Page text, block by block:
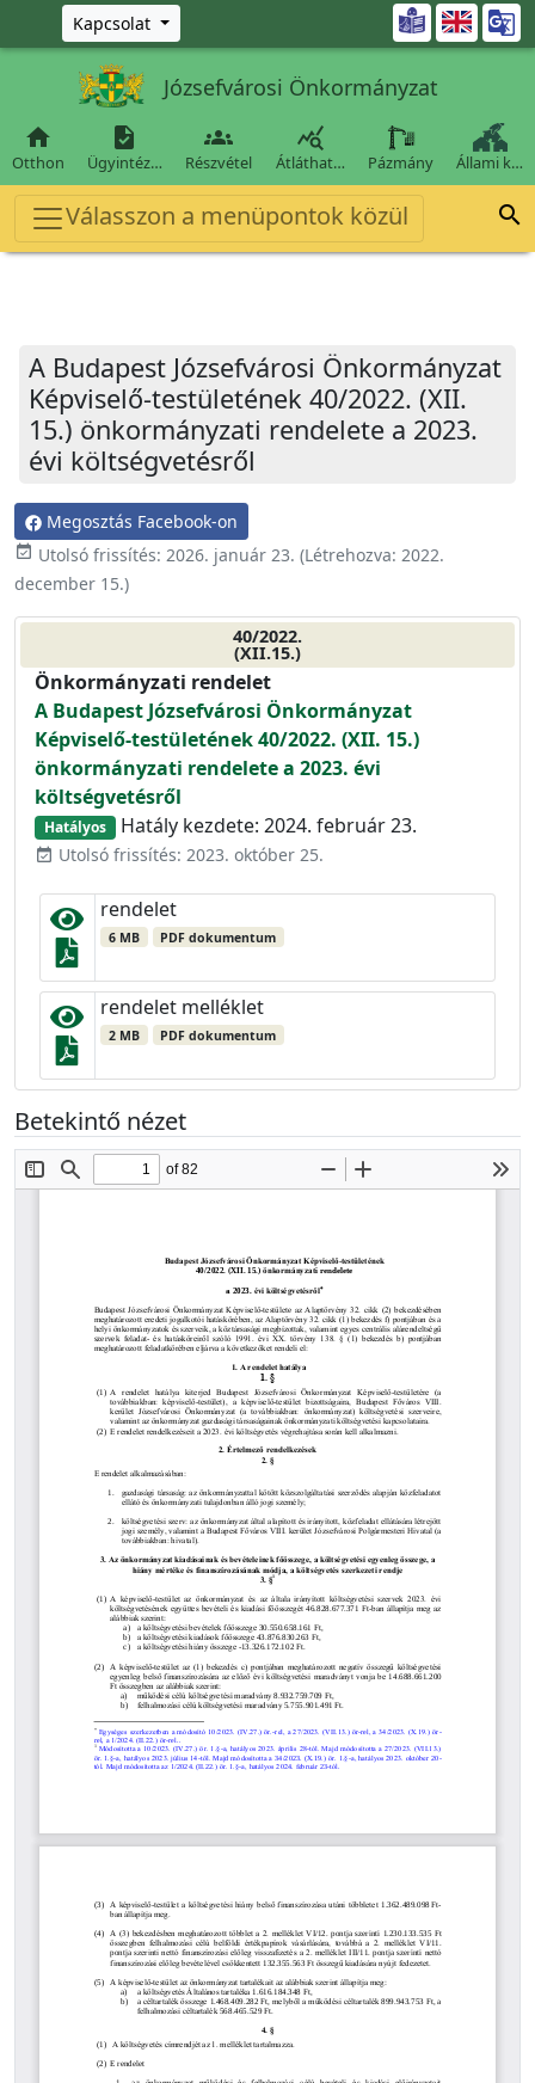
Ugrás a fő tartalomra
Kapcsolat 
Józsefvárosi Önkormányzat

Otthon

Ügyintéz…

Részvétel

Átláthat… Pázmány Állami k…
Válasszon a menüpontok közül 
A Budapest Józsefvárosi Önkormányzat
Képviselő-testületének 40/2022. (XII.
15.) önkormányzati rendelete a 2023.
évi költségvetésről
Megosztás Facebook-on
event_available Utolsó frissítés: 2026. január 23. (Létrehozva: 2022.
december 15.)
40/2022.
(XII.15.)
Önkormányzati rendelet
A Budapest Józsefvárosi Önkormányzat
Képviselő-testületének 40/2022. (XII. 15.)
önkormányzati rendelete a 2023. évi
költségvetésről
Hatályos Hatály kezdete: 2024. február 23.
event_available Utolsó frissítés: 2023. október 25.
rendelet
6 MB PDF dokumentum
rendelet melléklet
2 MB PDF dokumentum
Betekintő nézet